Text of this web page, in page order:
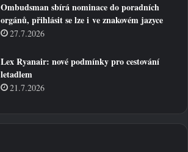
Ombudsman sbírá nominace do poradních
orgánů, přihlásit se lze i ve znakovém jazyce
27.7.2026
Lex Ryanair: nové podmínky pro cestování
letadlem
21.7.2026